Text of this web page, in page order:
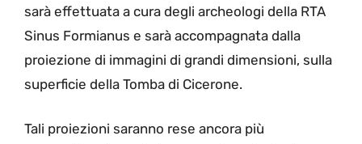
sarà effettuata a cura degli archeologi della RTA
Sinus Formianus e sarà accompagnata dalla
proiezione di immagini di grandi dimensioni, sulla
superficie della Tomba di Cicerone.
Tali proiezioni saranno rese ancora più